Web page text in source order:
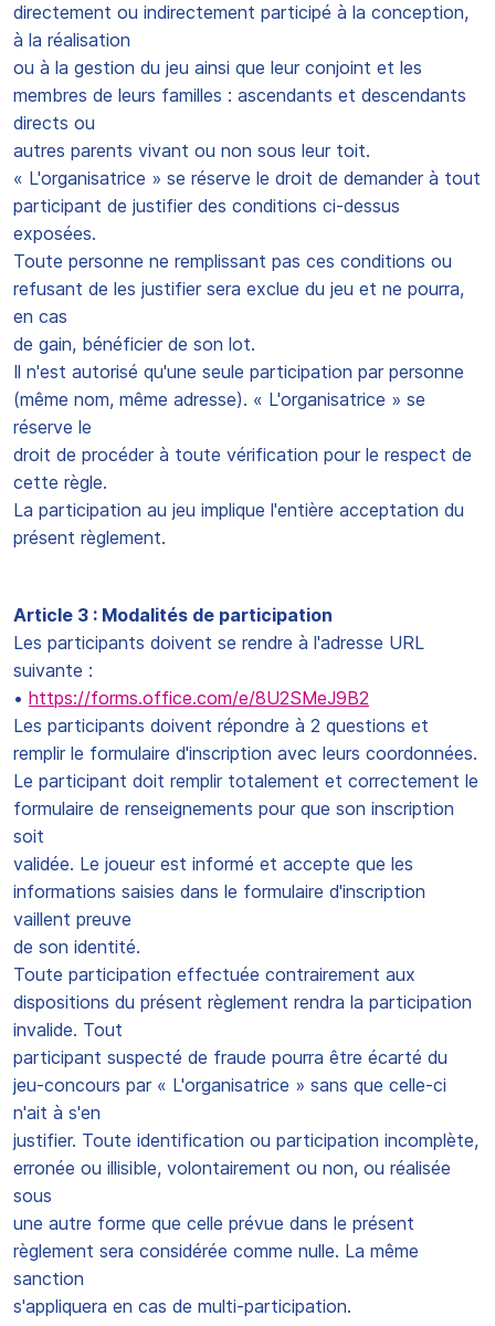
directement ou indirectement participé à la conception,
à la réalisation
ou à la gestion du jeu ainsi que leur conjoint et les
membres de leurs familles : ascendants et descendants
directs ou
autres parents vivant ou non sous leur toit.
« L'organisatrice » se réserve le droit de demander à tout
participant de justifier des conditions ci-dessus
exposées.
Toute personne ne remplissant pas ces conditions ou
refusant de les justifier sera exclue du jeu et ne pourra,
en cas
de gain, bénéficier de son lot.
Il n'est autorisé qu'une seule participation par personne
(même nom, même adresse). « L'organisatrice » se
réserve le
droit de procéder à toute vérification pour le respect de
cette règle.
La participation au jeu implique l'entière acceptation du
présent règlement.
Article 3 : Modalités de participation
Les participants doivent se rendre à l'adresse URL
suivante :
• https://forms.office.com/e/8U2SMeJ9B2
Les participants doivent répondre à 2 questions et
remplir le formulaire d'inscription avec leurs coordonnées.
Le participant doit remplir totalement et correctement le
formulaire de renseignements pour que son inscription
soit
validée. Le joueur est informé et accepte que les
informations saisies dans le formulaire d'inscription
vaillent preuve
de son identité.
Toute participation effectuée contrairement aux
dispositions du présent règlement rendra la participation
invalide. Tout
participant suspecté de fraude pourra être écarté du
jeu-concours par « L'organisatrice » sans que celle-ci
n'ait à s'en
justifier. Toute identification ou participation incomplète,
erronée ou illisible, volontairement ou non, ou réalisée
sous
une autre forme que celle prévue dans le présent
règlement sera considérée comme nulle. La même
sanction
s'appliquera en cas de multi-participation.